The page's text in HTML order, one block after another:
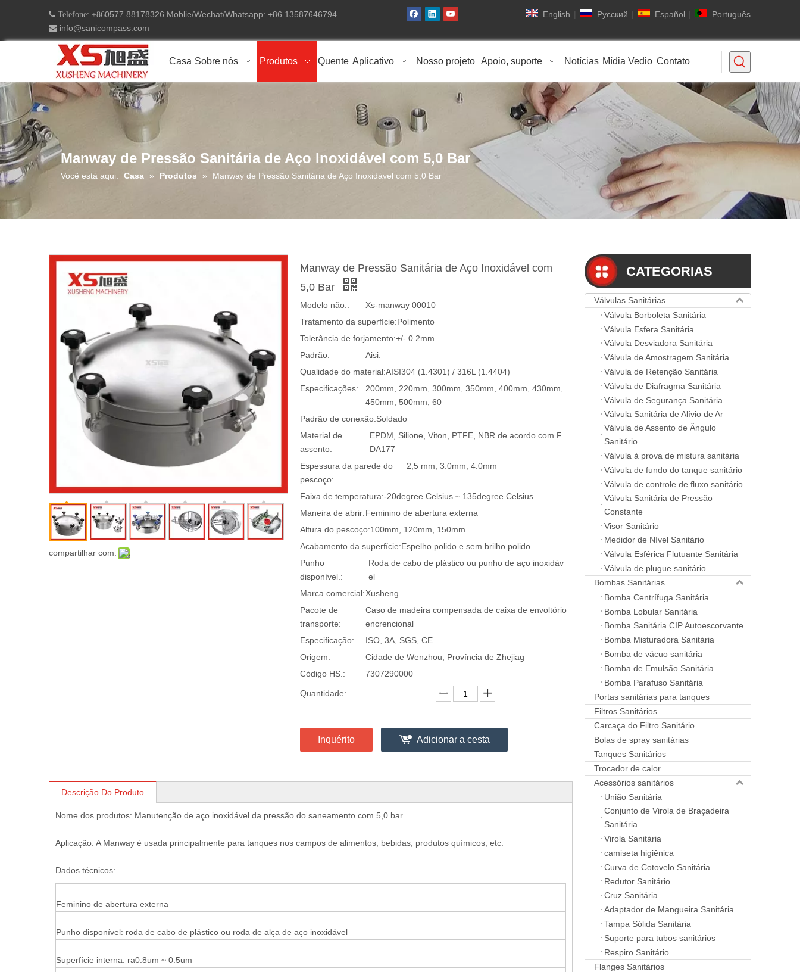
 Telefone: +860577 88178326 Moblie/Wechat/Whatsapp: +86 13587646794
 info@sanicompass.com
English | Pусский | Español | Português
Casa Sobre nós Produtos Quente Aplicativo Nosso projeto Apoio, suporte Notícias Mídia Vedio Contato
Manway de Pressão Sanitária de Aço Inoxidável com 5,0 Bar
Você está aqui: Casa » Produtos » Manway de Pressão Sanitária de Aço Inoxidável com 5,0 Bar
compartilhar com:
Manway de Pressão Sanitária de Aço Inoxidável com
5,0 Bar
Modelo não.:
Xs-manway 00010
Tratamento da superfície:Polimento
Tolerância de forjamento:+/- 0.2mm.
Padrão:
Aisi.
Qualidade do material:AISI304 (1.4301) / 316L (1.4404)
Especificações:
200mm, 220mm, 300mm, 350mm, 400mm, 430mm,
450mm, 500mm, 60
Padrão de conexão:Soldado
Material de
assento:
EPDM, Silione, Viton, PTFE, NBR de acordo com F
DA177
Espessura da parede do
pescoço:
2,5 mm, 3.0mm, 4.0mm
Faixa de temperatura:-20degree Celsius ~ 135degree Celsius
Maneira de abrir:Feminino de abertura externa
Altura do pescoço:100mm, 120mm, 150mm
Acabamento da superfície:Espelho polido e sem brilho polido
Punho
disponível.:
Roda de cabo de plástico ou punho de aço inoxidáv
el
Marca comercial:Xusheng
Pacote de
transporte:
Caso de madeira compensada de caixa de envoltório
encrencional
Especificação:
ISO, 3A, SGS, CE
Origem:
Cidade de Wenzhou, Província de Zhejiag
Código HS.:
7307290000
Quantidade:
Inquérito Adicionar a cesta
Descrição Do Produto
Nome dos produtos: Manutenção de aço inoxidável da pressão do saneamento com 5,0 bar
Aplicação: A Manway é usada principalmente para tanques nos campos de alimentos, bebidas, produtos químicos, etc.
Dados técnicos:
Feminino de abertura externa
Punho disponível: roda de cabo de plástico ou roda de alça de aço inoxidável
Superfície interna: ra0.8um ~ 0.5um
CATEGORIAS
Válvulas Sanitárias
Válvula Borboleta Sanitária
Válvula Esfera Sanitária
Válvula Desviadora Sanitária
Válvula de Amostragem Sanitária
Válvula de Retenção Sanitária
Válvula de Diafragma Sanitária
Válvula de Segurança Sanitária
Válvula Sanitária de Alívio de Ar
Válvula de Assento de Ângulo
Sanitário
Válvula à prova de mistura sanitária
Válvula de fundo do tanque sanitário
Válvula de controle de fluxo sanitário
Válvula Sanitária de Pressão
Constante
Visor Sanitário
Medidor de Nível Sanitário
Válvula Esférica Flutuante Sanitária
Válvula de plugue sanitário
Bombas Sanitárias
Bomba Centrífuga Sanitária
Bomba Lobular Sanitária
Bomba Sanitária CIP Autoescorvante
Bomba Misturadora Sanitária
Bomba de vácuo sanitária
Bomba de Emulsão Sanitária
Bomba Parafuso Sanitária
Portas sanitárias para tanques
Filtros Sanitários
Carcaça do Filtro Sanitário
Bolas de spray sanitárias
Tanques Sanitários
Trocador de calor
Acessórios sanitários
União Sanitária
Conjunto de Virola de Braçadeira
Sanitária
Virola Sanitária
camiseta higiênica
Curva de Cotovelo Sanitária
Redutor Sanitário
Cruz Sanitária
Adaptador de Mangueira Sanitária
Tampa Sólida Sanitária
Suporte para tubos sanitários
Respiro Sanitário
Flanges Sanitários